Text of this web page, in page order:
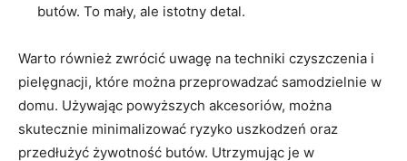
butów. To mały, ale istotny detal.
Warto również zwrócić uwagę na techniki czyszczenia i
pielęgnacji, które można przeprowadzać samodzielnie w
domu. Używając powyższych akcesoriów, można
skutecznie minimalizować ryzyko uszkodzeń oraz
przedłużyć żywotność butów. Utrzymując je w